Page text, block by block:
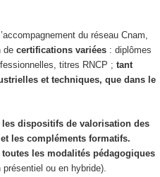
du réseau Cnam,
de certifications variées: diplômes
titres RNCP ; tant
et techniques, que dans le
dispositifs de valorisation des
les compléments formatifs.
les modalités pédagogiques
ou en hybride).